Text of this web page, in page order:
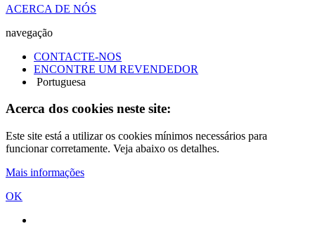
ACERCA DE NÓS
navegação
CONTACTE-NOS
ENCONTRE UM REVENDEDOR
Portuguesa
Acerca dos cookies neste site:
Este site está a utilizar os cookies mínimos necessários para
funcionar corretamente. Veja abaixo os detalhes.
Mais informações
OK